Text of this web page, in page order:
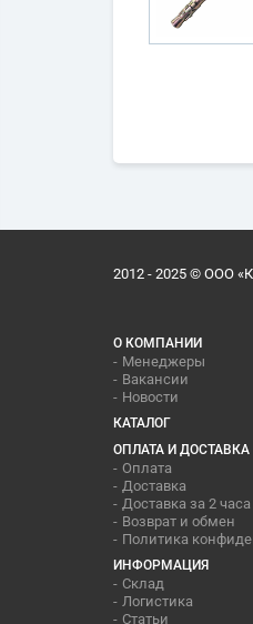
2012 - 2025 © ООО
О КОМПАНИИ
Менеджеры
Вакансии
Новости
КАТАЛОГ
ОПЛАТА И ДОСТАВКА
Оплата
Доставка
Доставка за 2 часа
Возврат и обмен
Политика
ИНФОРМАЦИЯ
Склад
Логистика
Статьи